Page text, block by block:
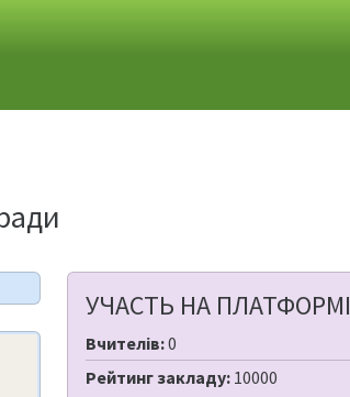
УЧАСТЬ НА ПЛАТФОРМІ
Вчителів:0
Рейтинг закладу: 10000